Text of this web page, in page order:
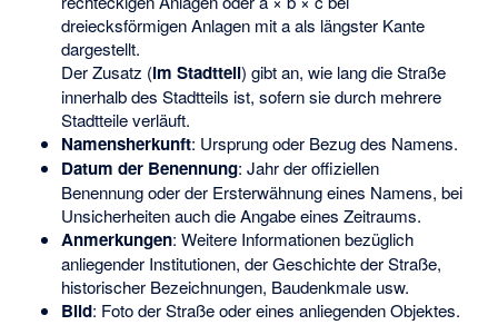
dreiecksförmigen Anlagen mit a als längster Kante
dargestellt.
Der Zusatz (im Stadtteil) gibt an, wie lang die Straße
innerhalb des Stadtteils ist, sofern sie durch mehrere
Stadtteile verläuft.
Namensherkunft: Ursprung oder Bezug des Namens.
Datum der Benennung: Jahr der offiziellen
Benennung oder der Ersterwähnung eines Namens, bei
Unsicherheiten auch die Angabe eines Zeitraums.
Anmerkungen: Weitere Informationen bezüglich
anliegender Institutionen, der Geschichte der Straße,
historischer Bezeichnungen, Baudenkmale usw.
Bild: Foto der Straße oder eines anliegenden Objektes.